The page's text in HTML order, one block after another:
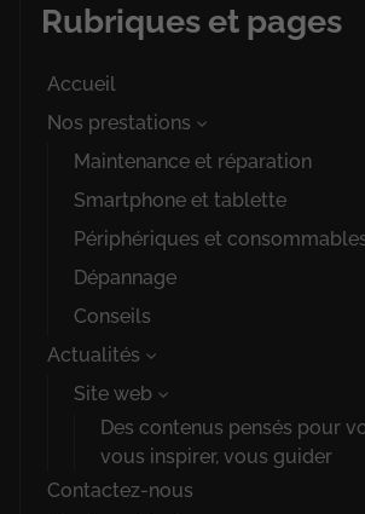
Rubriques et pages
Accueil
Nos prestations
Maintenance et réparation
Smartphone et tablette
Périphériques et
Dépannage
Conseils
Actualités
Site web
Des contenus pensés pour
vous inspirer, vous guider
Contactez-nous